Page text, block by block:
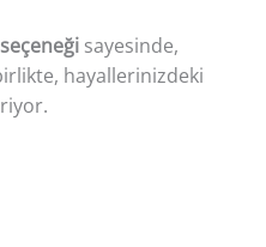
sayesinde,
hayallerinizdeki